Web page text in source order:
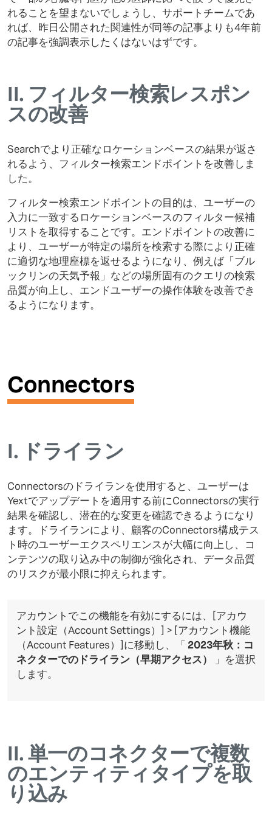
れることを望まないでしょうし、サポートチームであ
れば、昨日公開された関連性が同等の記事よりも4年前
の記事を強調表示したくはないはずです。
II. フィルター検索レスポン
スの改善
Searchでより正確なロケーションベースの結果が返さ
れるよう、フィルター検索エンドポイントを改善しま
した。
フィルター検索エンドポイントの目的は、ユーザーの
入力に一致するロケーションベースのフィルター候補
リストを取得することです。エンドポイントの改善に
より、ユーザーが特定の場所を検索する際により正確
に適切な地理座標を返せるようになり、例えば「ブル
ックリンの天気予報」などの場所固有のクエリの検索
品質が向上し、エンドユーザーの操作体験を改善でき
るようになります。
Connectors
I. ドライラン
Connectorsのドライランを使用すると、ユーザーは
Yextでアップデートを適用する前にConnectorsの実行
結果を確認し、潜在的な変更を確認できるようになり
ます。ドライランにより、顧客のConnectors構成テス
ト時のユーザーエクスペリエンスが大幅に向上し、コ
ンテンツの取り込み中の制御が強化され、データ品質
のリスクが最小限に抑えられます。
アカウントでこの機能を有効にするには、[アカウ
ント設定（Account Settings）] > [アカウント機能
（Account Features）]に移動し、「 2023年秋：コ
ネクターでのドライラン（早期アクセス）
」を選択
します。
II.単一のコネクターで複数
のエンティティタイプを取
り込み